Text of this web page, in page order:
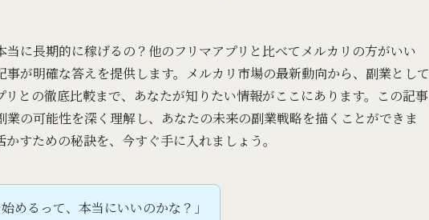
当に長期的に稼げるの？他のフリマアプリと比べてメルカリの方がいい
が明確な答えを提供します。メルカリ市場の最新動向から、副業として
との徹底比較まで、あなたが知りたい情報がここにあります。この記事
の可能性を深く理解し、あなたの未来の副業戦略を描くことができま
すための秘訣を、今すぐ手に入れましょう。
めるって、本当にいいのかな？」